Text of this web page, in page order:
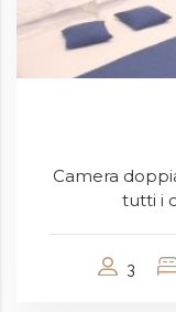
Camera
tutti i
3